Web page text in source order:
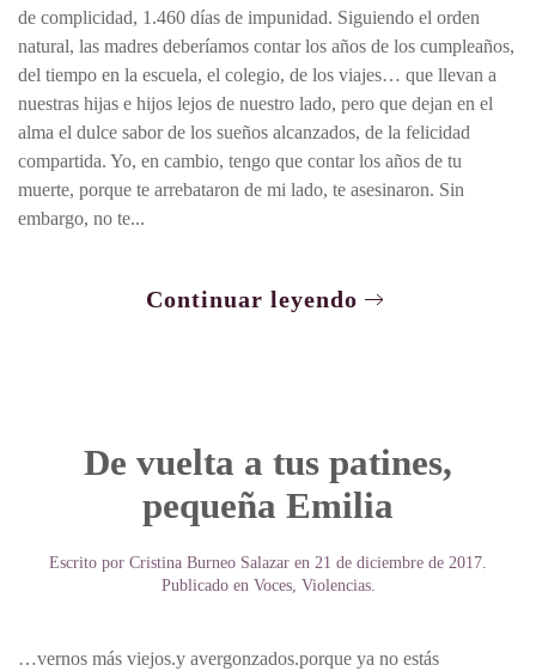
de complicidad, 1.460 días de impunidad. Siguiendo el orden
natural, las madres deberíamos contar los años de los cumpleaños,
del tiempo en la escuela, el colegio, de los viajes… que llevan a
nuestras hijas e hijos lejos de nuestro lado, pero que dejan en el
alma el dulce sabor de los sueños alcanzados, de la felicidad
compartida. Yo, en cambio, tengo que contar los años de tu
muerte, porque te arrebataron de mi lado, te asesinaron. Sin
embargo, no te...
Continuar leyendo
De vuelta a tus patines,
pequeña Emilia
Escrito por Cristina Burneo Salazar en 21 de diciembre de 2017.
Publicado en Voces, Violencias.
…vernos más viejos.y avergonzados.porque ya no estás